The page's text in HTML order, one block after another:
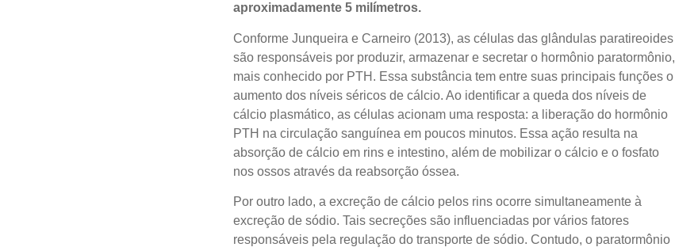
aproximadamente 5 milímetros.
Conforme Junqueira e Carneiro (2013), as células das glândulas paratireoides
são responsáveis por produzir, armazenar e secretar o hormônio paratormônio,
mais conhecido por PTH. Essa substância tem entre suas principais funções o
aumento dos níveis séricos de cálcio. Ao identificar a queda dos níveis de
cálcio plasmático, as células acionam uma resposta: a liberação do hormônio
PTH na circulação sanguínea em poucos minutos. Essa ação resulta na
absorção de cálcio em rins e intestino, além de mobilizar o cálcio e o fosfato
nos ossos através da reabsorção óssea.
Por outro lado, a excreção de cálcio pelos rins ocorre simultaneamente à
excreção de sódio. Tais secreções são influenciadas por vários fatores
responsáveis pela regulação do transporte de sódio. Contudo, o paratormônio